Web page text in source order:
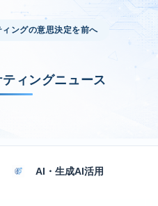
ングの意思決定を前へ
ィングニュース
AI・生成AI活用